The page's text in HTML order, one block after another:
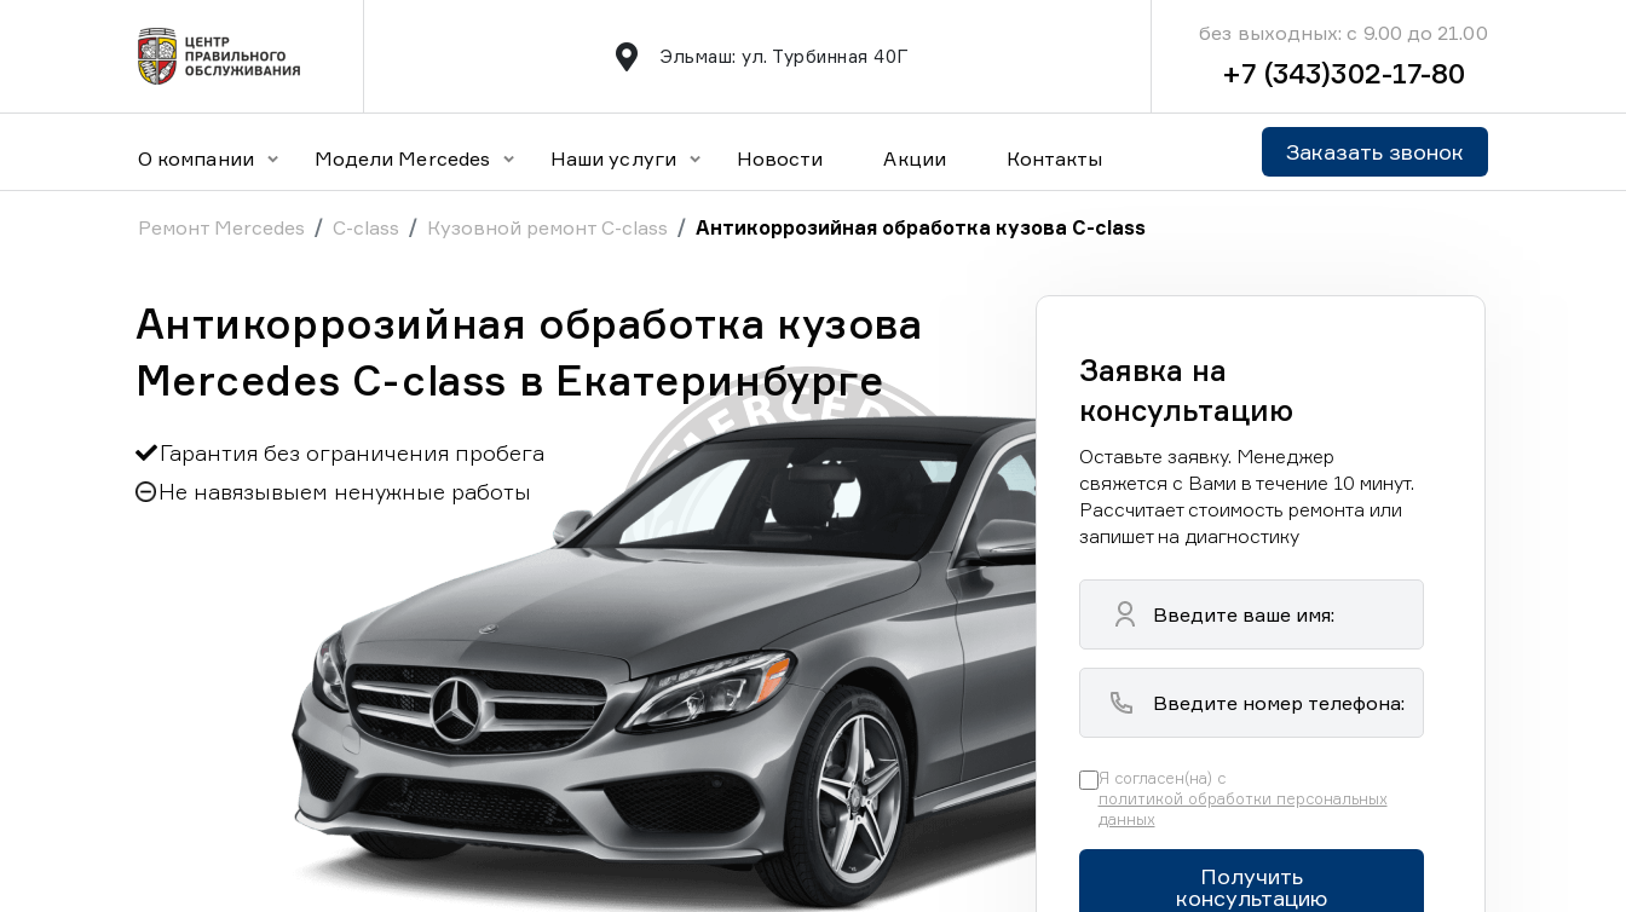
Эльмаш: ул. Турбинная 40Г
без выходных: с 9.00 до 21.00
+7 (343)302-17-80
О компании Модели Mercedes Наши услуги Новости Акции Контакты Заказать звонок
Ремонт Mercedes C-class Кузовной ремонт C-class Антикоррозийная обработка кузова C-class
Антикоррозийная обработка кузова
Mercedes C-class в Екатеринбурге
Гарантия без ограничения пробега
Не навязывыем ненужные работы
Заявка на
консультацию
Оставьте заявку. Менеджер
свяжется с Вами в течение 10 минут.
Рассчитает стоимость ремонта или
запишет на диагностику
Я согласен(на) с
политикой обработки персональных
данных
Получить
консультацию